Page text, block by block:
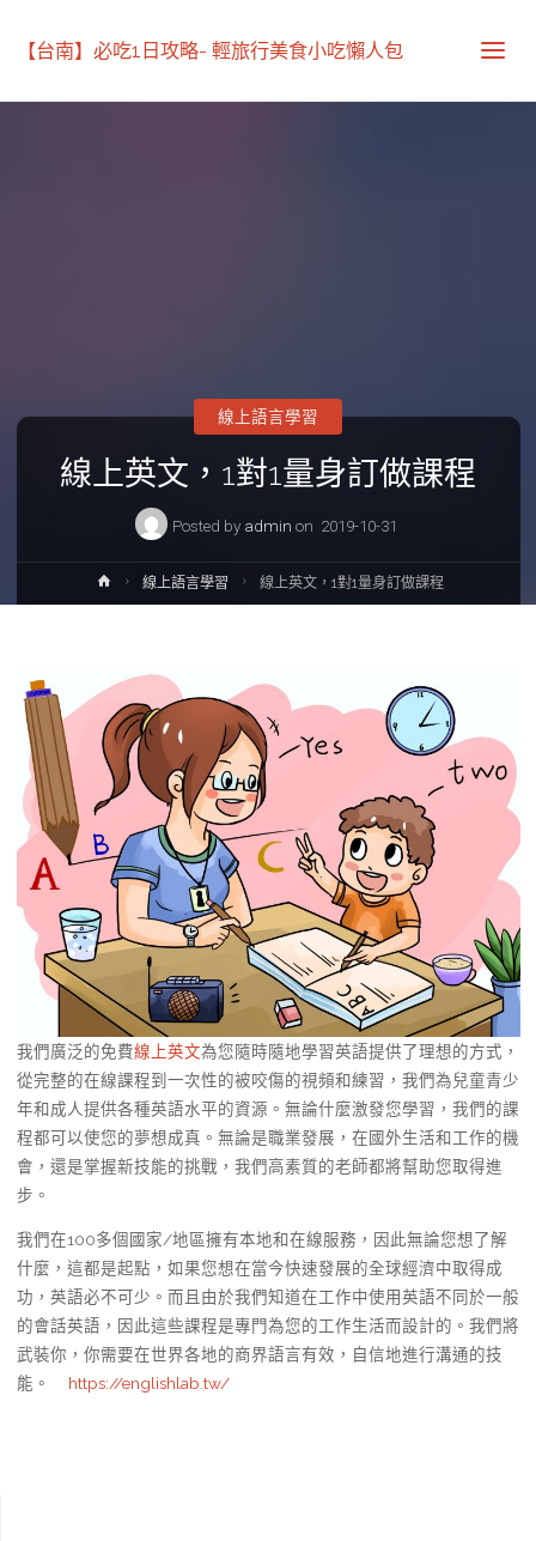
【台南】必吃1日攻略- 輕旅行美食小吃懶人包
線上英文，1對1量身訂做課程
Posted by admin on 2019-10-31
線上語言學習
Home線上語言學習 線上英文，1對1量身訂做課程
我們廣泛的免費線上英文為您隨時隨地學習英語提供了理想的方式，
從完整的在線課程到一次性的被咬傷的視頻和練習，我們為兒童青少
年和成人提供各種英語水平的資源。無論什麼激發您學習，我們的課
程都可以使您的夢想成真。無論是職業發展，在國外生活和工作的機
會，還是掌握新技能的挑戰，我們高素質的老師都將幫助您取得進
步。
我們在100多個國家/地區擁有本地和在線服務，因此無論您想了解
什麼，這都是起點，如果您想在當今快速發展的全球經濟中取得成
功，英語必不可少。而且由於我們知道在工作中使用英語不同於一般
的會話英語，因此這些課程是專門為您的工作生活而設計的。我們將
武裝你，你需要在世界各地的商界語言有效，自信地進行溝通的技
能。
https://englishlab.tw/